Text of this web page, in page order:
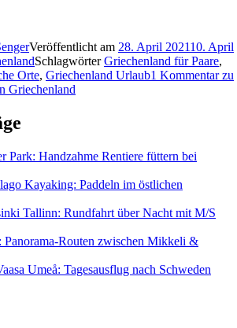
Veröffentlicht am 28. April 202110. April
SchlagwörterGriechenland für Paare,
Orte, Griechenland Urlaub1 Kommentarzu
Griechenland
Park: Handzahme Rentiere füttern bei
Kayaking: Paddeln im östlichen
Tallinn: Rundfahrt über Nacht mit M/S
Panorama-Routen zwischen Mikkeli &
Umeå: Tagesausflug nach Schweden